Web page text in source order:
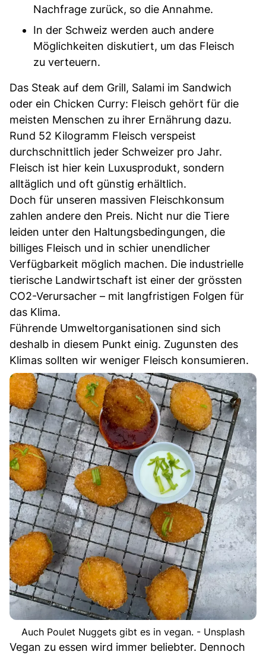
Nachfrage zurück, so die Annahme.
In der Schweiz werden auch andere
Möglichkeiten diskutiert, um das Fleisch
zu verteuern.
Das Steak auf dem Grill, Salami im Sandwich
oder ein Chicken Curry: Fleisch gehört für die
meisten Menschen zu ihrer Ernährung dazu.
Rund 52 Kilogramm Fleisch verspeist
durchschnittlich jeder Schweizer pro Jahr.
Fleisch ist hier kein Luxusprodukt, sondern
alltäglich und oft günstig erhältlich.
Doch für unseren massiven Fleischkonsum
zahlen andere den Preis. Nicht nur die Tiere
leiden unter den Haltungsbedingungen, die
billiges Fleisch und in schier unendlicher
Verfügbarkeit möglich machen. Die industrielle
tierische Landwirtschaft ist einer der grössten
CO2-Verursacher – mit langfristigen Folgen für
das Klima.
Führende Umweltorganisationen sind sich
deshalb in diesem Punkt einig. Zugunsten des
Klimas sollten wir weniger Fleisch konsumieren.
Auch Poulet Nuggets gibt es in vegan. - Unsplash
Vegan zu essen wird immer beliebter. Dennoch